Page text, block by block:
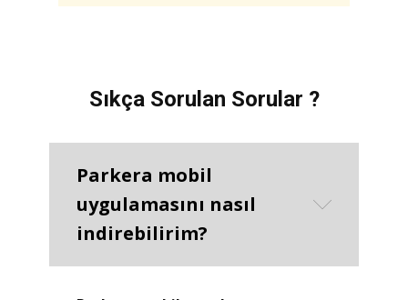
Sıkça Sorulan Sorular ?
Parkera mobil
uygulamasını nasıl
indirebilirim?